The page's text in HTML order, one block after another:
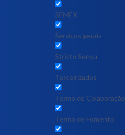
SEMEX
Serviços gerais
Stricto Sensu
Terceirizados
Termo de Colaboração
Termo de Fomento